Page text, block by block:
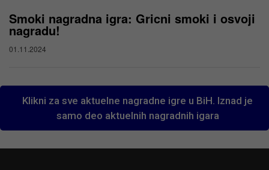
Smoki nagradna igra: Gricni smoki i osvoji
nagradu!
01.11.2024
Klikni za sve aktuelne nagradne igre u BiH. Iznad je
samo deo aktuelnih nagradnih igara